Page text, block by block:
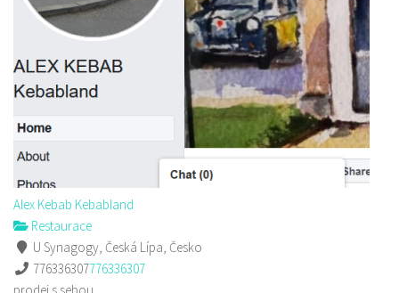
Alex Kebab Kebabland
Restaurace
U Synagogy, Česká Lípa, Česko
776336307776336307